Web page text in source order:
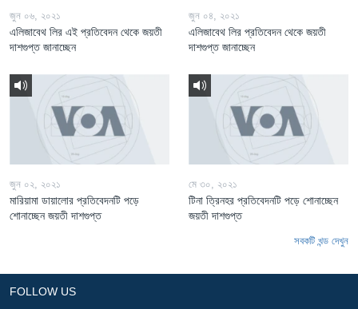
জুন ০৬, ২০২১
এলিজাবেথ লির এই প্রতিবেদন থেকে জয়তী
দাশগুপ্ত জানাচ্ছেন
জুন ০৪, ২০২১
এলিজাবেথ লির প্রতিবেদন থেকে জয়তী
দাশগুপ্ত জানাচ্ছেন
জুন ০২, ২০২১
মারিয়ামা ডায়ালোর প্রতিবেদনটি পড়ে
শোনাচ্ছেন জয়তী দাশগুপ্ত
মে ৩০, ২০২১
টিনা ত্রিনহর প্রতিবেদনটি পড়ে শোনাচ্ছেন
জয়তী দাশগুপ্ত
সবকটি খন্ড দেখুন
FOLLOW US